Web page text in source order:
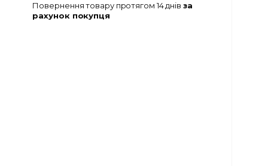
повернення товару протягом 14 днів за
рахунок покупця